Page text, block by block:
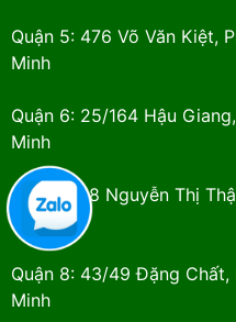
Quận 5: 476 Võ Văn Kiệt,
Minh
Quận 6: 25/164 Hậu
Minh
Quận 7: 98 Nguyễn Thị
Minh
Quận 8: 43/49 Đặng Chất,
Minh